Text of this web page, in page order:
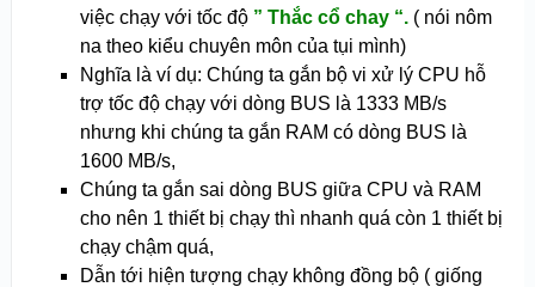
việc chạy với tốc độ ” Thắc cổ chay “. ( nói nôm
na theo kiểu chuyên môn của tụi mình)
Nghĩa là ví dụ: Chúng ta gắn bộ vi xử lý CPU hỗ
trợ tốc độ chạy với dòng BUS là 1333 MB/s
nhưng khi chúng ta gắn RAM có dòng BUS là
1600 MB/s,
Chúng ta gắn sai dòng BUS giữa CPU và RAM
cho nên 1 thiết bị chạy thì nhanh quá còn 1 thiết bị
chạy chậm quá,
Dẫn tới hiện tượng chạy không đồng bộ ( giống